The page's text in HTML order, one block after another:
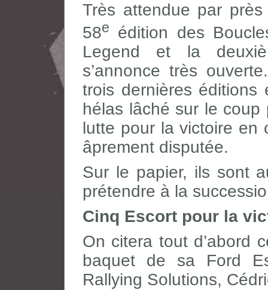
Très attendue par
58e
édition des
Legend et la
s’annonce très
trois dernières éditions
hélas lâché sur le
lutte pour la victoire en
âprement disputée.
Sur le papier, ils sont
prétendre à la
Cinq Escort pour la
On citera tout d’abord
baquet de sa Ford
Rallying Solutions,